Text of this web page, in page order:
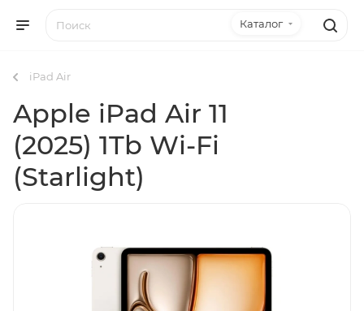
Каталог
iPad Air
Apple iPad Air 11
(2025) 1Tb Wi-Fi
(Starlight)